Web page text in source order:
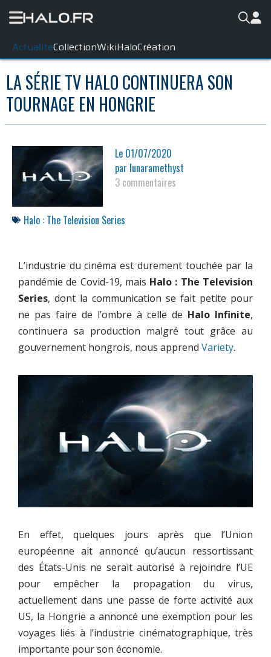
ActualitéCollectionWikiHaloCréation
LA SÉRIE TV HALO CONTINUERA SON
TOURNAGE EN HONGRIE
Le 01/07/2020
par lunaramethyst
3 commentaires
Halo : The Television Series
L’industrie du cinéma est durement touchée par la
pandémie de Covid-19, mais Halo : The Television
Series, dont la communication se fait petite pour
ne pas faire de l’ombre à celle de Halo Infinite,
continuera sa production malgré tout grâce au
gouvernement hongrois, nous apprend Variety.
En effet, quelques jours après que l’Union
européenne ait annoncé qu’aucun ressortissant
des États-Unis ne serait autorisé à rejoindre l’UE
pour empêcher la propagation du virus,
actuellement dans une passe de forte activité aux
US, la Hongrie a annoncé une exemption pour les
voyages liés à l’industrie cinématographique, très
importante pour son économie.